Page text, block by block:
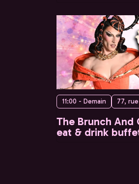
11:00 - Demain
The Brunch And
eat & drink